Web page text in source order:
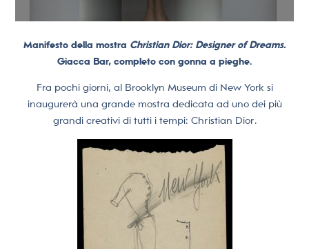
Manifesto della mostra Christian Dior: Designer of Dreams.
Giacca Bar, completo con gonna a pieghe.
Fra pochi giorni, al Brooklyn Museum di New York si
inaugurerà una grande mostra dedicata ad uno dei più
grandi creativi di tutti i tempi: Christian Dior.